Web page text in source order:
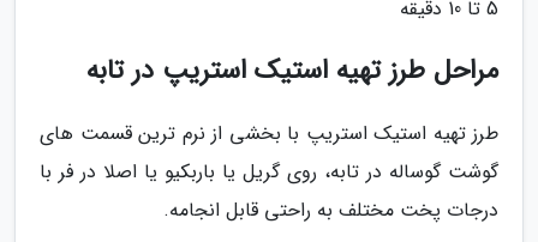
5 تا 10 دقیقه
مراحل طرز تهیه استیک استریپ در تابه
طرز تهیه استیک استریپ با بخشی از نرم ترین قسمت های
گوشت گوساله در تابه، روی گریل یا باربکیو یا اصلا در فر با
درجات پخت مختلف به راحتی قابل انجامه.